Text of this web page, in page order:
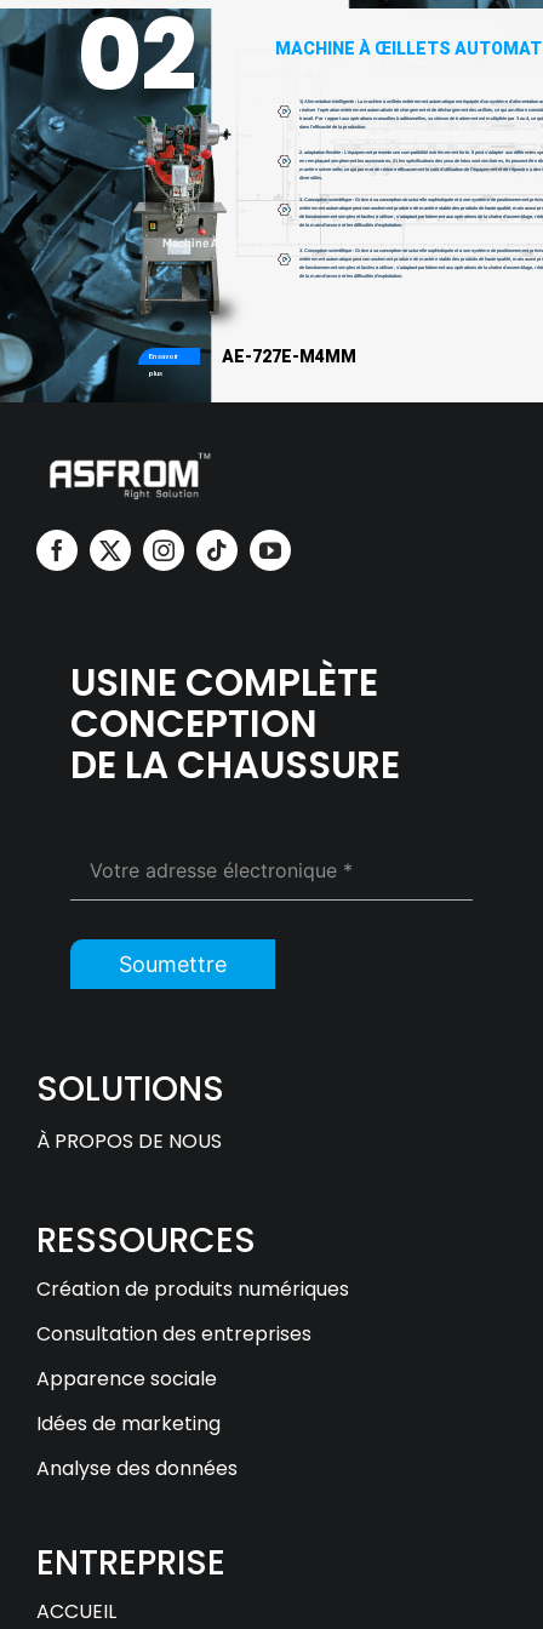
INK
ASFROM
CONTACTEZ-NOUS
MACHINE À ŒILLETS
3. Conception scientifique : Grâce à sa conception structurelle sophistiquée et à son système de positionnement
entièrement automatique peut non seulement produire de manière stable des produits de haute qualité, mais aussi
de fonctionnement simples et faciles à utiliser, s'adaptant parfaitement aux opérations de la chaîne d'assemblage,
de la main-d'œuvre et les difficultés d'exploitation.
3. Conception scientifique : Grâce à sa conception structurelle sophistiquée et à son système de positionnement
entièrement automatique peut non seulement produire de manière stable des produits de haute qualité, mais aussi
de fonctionnement simples et faciles à utiliser, s'adaptant parfaitement aux opérations de la chaîne d'assemblage,
de la main-d'œuvre et les difficultés d'exploitation.
02
1) Alimentation intelligente : La machine à œillets entièrement automatique est équipée d'un système d'alimentation
réaliser l'opération entièrement automatisée de chargement et de déchargement des œillets, ce qui améliore
travail. Par rapport aux opérations manuelles traditionnelles, sa vitesse de traitement est multipliée par 3 ou 4, ce qui
dans l'efficacité de la production.
2. adaptation flexible : L'équipement présente une compatibilité extrêmement forte. Il peut s'adapter aux différentes
en remplaçant simplement les accessoires. Si les spécifications des yeux de lotus sont similaires, ils peuvent être
manière universelle, ce qui permet de réduire efficacement le coût d'utilisation de l'équipement et de répondre à des
diversifiés.
AE-727E-M4MM
En savoir
plus
Machine À Œillets Automatique Machine À Œillets Automatique
USINE COMPLÈTE
CONCEPTION
DE LA CHAUSSURE
Soumettre
SOLUTIONS
À PROPOS DE NOUS
RESSOURCES
Création de produits numériques
Consultation des entreprises
Apparence sociale
Idées de marketing
Analyse des données
ENTREPRISE
ACCUEIL